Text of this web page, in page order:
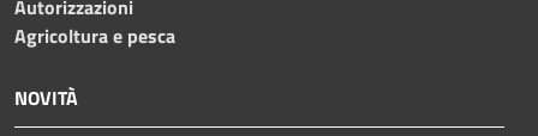
Autorizzazioni
Agricoltura e pesca
NOVITÀ